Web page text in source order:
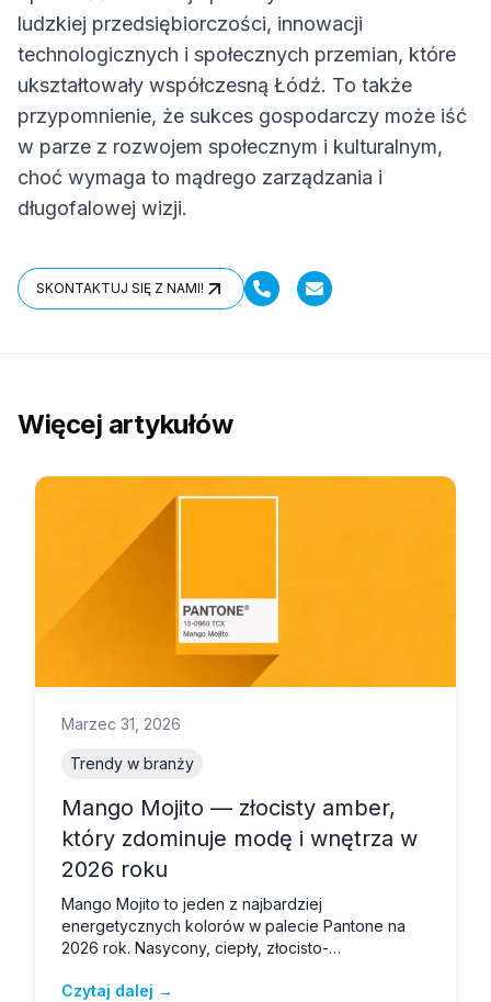
ludzkiej przedsiębiorczości, innowacji
technologicznych i społecznych przemian, które
ukształtowały współczesną Łódź. To także
przypomnienie, że sukces gospodarczy może iść
w parze z rozwojem społecznym i kulturalnym,
choć wymaga to mądrego zarządzania i
długofalowej wizji.
SKONTAKTUJ SIĘ Z NAMI!
SKONTAKTUJ SIĘ Z NAMI!
Więcej artykułów
Marzec 31, 2026
Trendy w branży
Mango Mojito — złocisty amber,
który zdominuje modę i wnętrza w
2026 roku
Mango Mojito to jeden z najbardziej
energetycznych kolorów w palecie Pantone na
2026 rok. Nasycony, ciepły, złocisto-
natychmiast kojarzy się z latem, świeżością i
Czytaj dalej →